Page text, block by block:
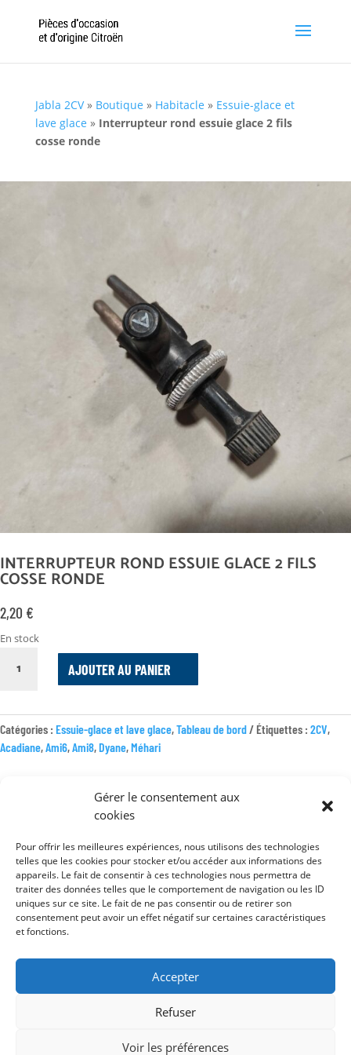
Gérer le consentement aux
cookies
Pour offrir les meilleures expériences, nous utilisons des technologies
telles que les cookies pour stocker et/ou accéder aux informations des
appareils. Le fait de consentir à ces technologies nous permettra de
traiter des données telles que le comportement de navigation ou les ID
uniques sur ce site. Le fait de ne pas consentir ou de retirer son
consentement peut avoir un effet négatif sur certaines caractéristiques
et fonctions.
Accepter
Refuser
Voir les préférences
Jabla 2CV» Boutique » Habitacle » Essuie-glace et
lave glace » Interrupteur rond essuie glace 2 fils
cosse ronde
INTERRUPTEUR ROND ESSUIE GLACE 2 FILS
COSSE RONDE
2,20 €
En stock
ESSUIE
GLACE
AJOUTER AU PANIER
Catégories : Essuie-glace et lave glace,Tableau de bord Étiquettes : 2CV,
Acadiane,Ami6,Ami8,Dyane,Méhari
Mentions légales
Conditions générales de vente
Politique de confidentialité